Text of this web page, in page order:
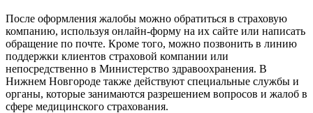
После оформления жалобы можно обратиться в страховую
компанию, используя онлайн-форму на их сайте или написать
обращение по почте. Кроме того, можно позвонить в линию
поддержки клиентов страховой компании или
непосредственно в Министерство здравоохранения. В
Нижнем Новгороде также действуют специальные службы и
органы, которые занимаются разрешением вопросов и жалоб в
сфере медицинского страхования.